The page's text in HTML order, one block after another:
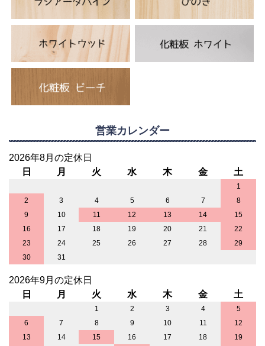
営業カレンダー
2026年8月の定休日
日
月 火 水 木 金 土
1
2
3 4 5 6 7
8
9
10 11 12 13 14
15
16
17 18 19 20 21
22
23
24 25 26 27 28
29
30
31
2026年9月の定休日
日
月 火 水 木 金 土
1 2 3 4
5
6
7 8 9 10 11
12
13
14 15 16 17 18
19